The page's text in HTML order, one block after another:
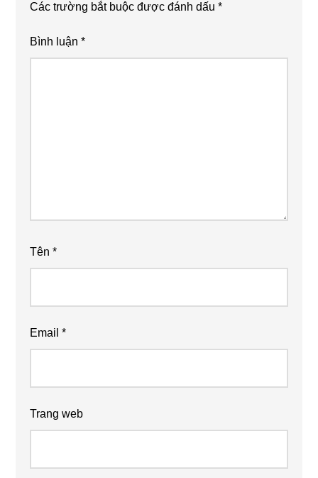
Các trường bắt buộc được đánh dấu*
Bình luận*
Tên*
Email*
Trang web